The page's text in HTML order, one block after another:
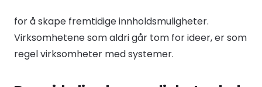
for å skape fremtidige innholdsmuligheter.
Virksomhetene som aldri går tom for ideer, er som
regel virksomheter med systemer.